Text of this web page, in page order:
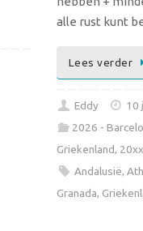
alle rust kunt
Lees verder
Eddy
10
2026 -
Griekenland,
Andalusië,
Granada,